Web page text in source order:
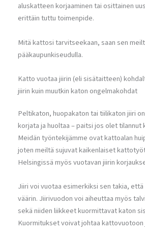
aluskatteen korjaaminen tai osittainen
erittäin tuttu toimenpide.
Mitä kattosi tarvitseekaan, saan sen
pääkaupunkiseudulla.
Katto vuotaa jiirin (eli sisätaitteen)
jiirin kuin muutkin katon ongelmakohdat
Peltikaton, huopakaton tai tiilikaton jiiri
korjata ja huoltaa – paitsi jos olet
Meidän työntekijämme ovat kattoalan
joten meiltä sujuvat kaikenlaiset
Helsingissä myös vuotavan jiirin
Jiiri voi vuotaa esimerkiksi sen takia,
väärin. Jiirivuodon voi aiheuttaa myös
sekä niiden liikkeet kuormittavat katon
Kuormitukset voivat johtaa kattovuotoon